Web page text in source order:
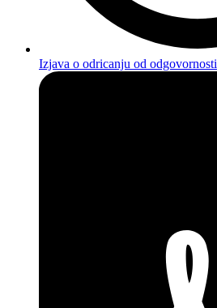
Izjava o odricanju od odgovornosti